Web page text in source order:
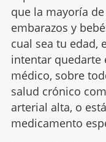
que la mayoría
embarazos y
cual sea tu edad,
intentar quedarte
médico, sobre
salud crónico
arterial alta, o
medicamento